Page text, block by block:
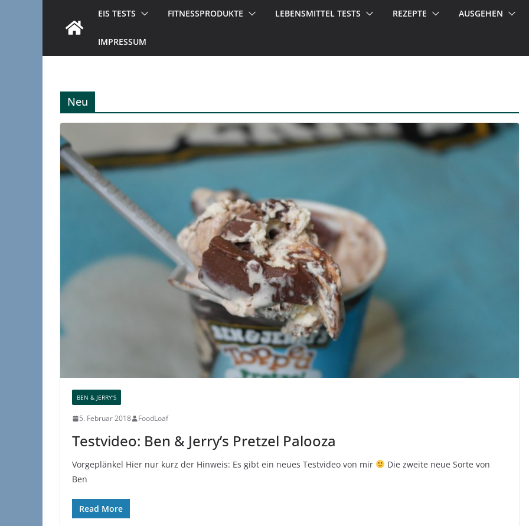
EIS TESTS FITNESSPRODUKTE LEBENSMITTEL TESTS REZEPTE AUSGEHEN
IMPRESSUM
Neu
BEN & JERRY'S
5. Februar 2018 FoodLoaf
Testvideo: Ben & Jerry’s Pretzel Palooza
Vorgeplänkel Hier nur kurz der Hinweis: Es gibt ein neues Testvideo von mir
Die zweite neue Sorte von
Ben
Read More